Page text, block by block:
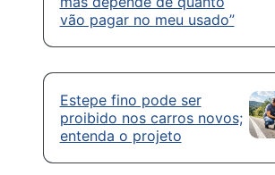
vão pagar no meu usado”
Estepe fino pode ser
proibido nos carros novos;
entenda o projeto